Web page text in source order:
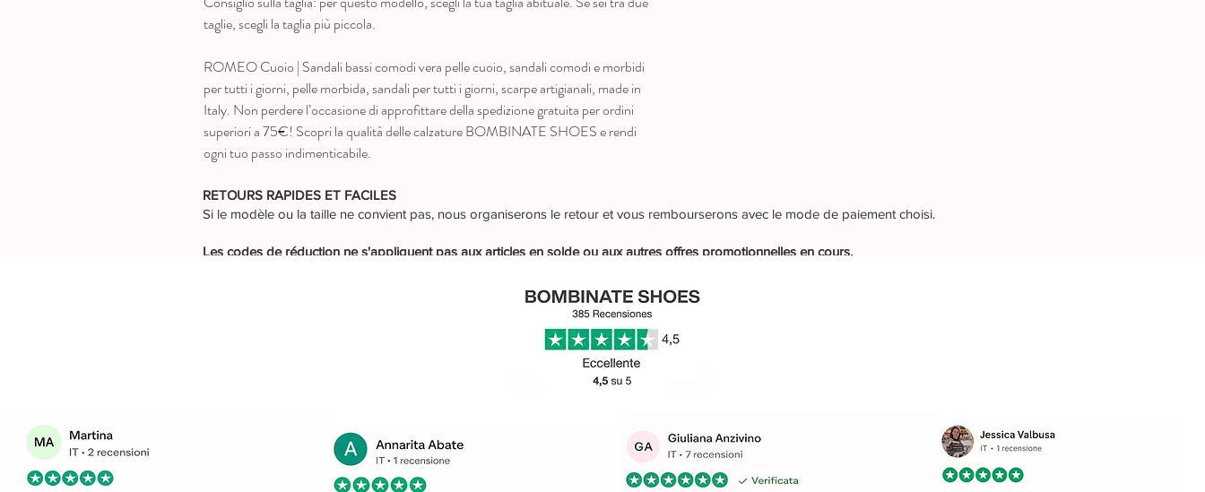
taglie, scegli la taglia più piccola.
ROMEO Cuoio | Sandali bassi comodi vera pelle cuoio, sandali comodi e morbidi
per tutti i giorni, pelle morbida, sandali per tutti i giorni, scarpe artigianali, made in
Italy. Non perdere l’occasione di approfittare della spedizione gratuita per ordini
superiori a 75€! Scopri la qualità delle calzature BOMBINATE SHOES e rendi
ogni tuo passo indimenticabile.
RETOURS RAPIDES ET FACILES
Si le modèle ou la taille ne convient pas, nous organiserons le retour et vous rembourserons avec le mode de paiement choisi.
Les codes de réduction ne s'appliquent pas aux articles en solde ou aux autres offres promotionnelles en cours.